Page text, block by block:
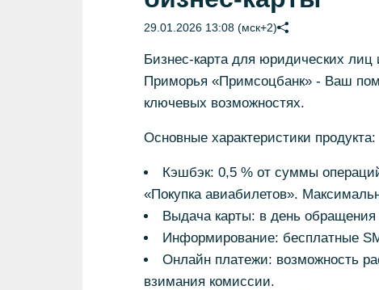
29.01.2026 13:08 (мск+2)
Бизнес-карта для юридических
Приморья «Примсоцбанк» - Ваш
ключевых возможностях.
Основные характеристики продукта:
Кэшбэк: 0,5 % от суммы
«Покупка авиабилетов».
Выдача карты: в день
Информирование: бесплатные
Онлайн платежи: возможность
взимания комиссии.